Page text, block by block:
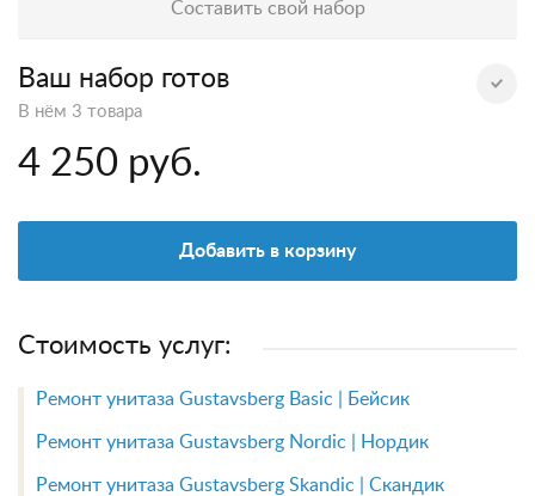
Составить свой набор
Ваш набор готов
В нём 3 товара
4 250 руб.
Добавить в корзину
Стоимость услуг:
Ремонт унитаза Gustavsberg Basic | Бейсик
Ремонт унитаза Gustavsberg Nordic | Нордик
Ремонт унитаза Gustavsberg Skandic | Скандик